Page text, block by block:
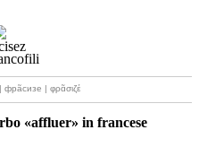
| φρɑ̃σιζέ
«affluer» in francese